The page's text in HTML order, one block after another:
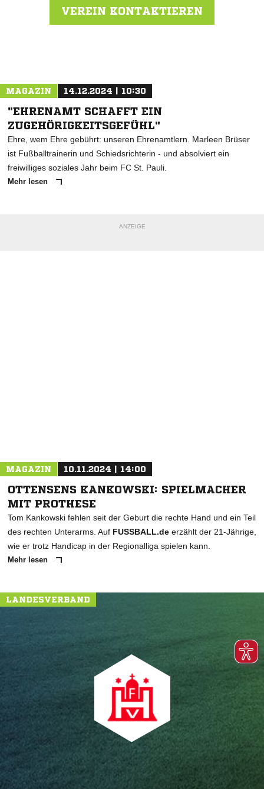
VEREIN KONTAKTIEREN
MAGAZIN 14.12.2024 | 10:30
"EHRENAMT SCHAFFT EIN
ZUGEHÖRIGKEITSGEFÜHL"
Ehre, wem Ehre gebührt: unseren Ehrenamtlern. Marleen Brüser
ist Fußballtrainerin und Schiedsrichterin - und absolviert ein
freiwilliges soziales Jahr beim FC St. Pauli.
Mehr lesen
ANZEIGE
MAGAZIN 10.11.2024 | 14:00
OTTENSENS KANKOWSKI: SPIELMACHER
MIT PROTHESE
Tom Kankowski fehlen seit der Geburt die rechte Hand und ein Teil
des rechten Unterarms. Auf FUSSBALL.de erzählt der 21-Jährige,
wie er trotz Handicap in der Regionalliga spielen kann.
Mehr lesen
LANDESVERBAND